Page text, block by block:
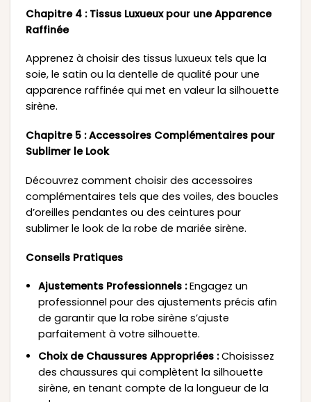
Chapitre 4 : Tissus Luxueux pour une Apparence
Raffinée
Apprenez à choisir des tissus luxueux tels que la
soie, le satin ou la dentelle de qualité pour une
apparence raffinée qui met en valeur la silhouette
sirène.
Chapitre 5 : Accessoires Complémentaires pour
Sublimer le Look
Découvrez comment choisir des accessoires
complémentaires tels que des voiles, des boucles
d’oreilles pendantes ou des ceintures pour
sublimer le look de la robe de mariée sirène.
Conseils Pratiques
Ajustements Professionnels :Engagez un
professionnel pour des ajustements précis afin
de garantir que la robe sirène s’ajuste
parfaitement à votre silhouette.
Choix de Chaussures Appropriées :Choisissez
des chaussures qui complètent la silhouette
sirène, en tenant compte de la longueur de la